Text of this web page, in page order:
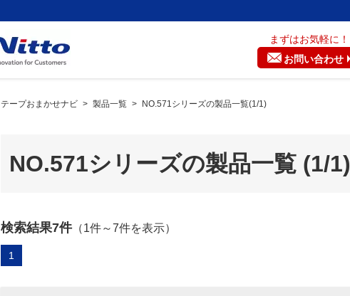
まずはお気軽に！
お問い合わせ
テープおまかせナビ > 製品一覧 > NO.571シリーズの製品一覧(1/1)
NO.571シリーズの製品一覧 (1/1)
検索結果7件（1件～7件を表示）
1